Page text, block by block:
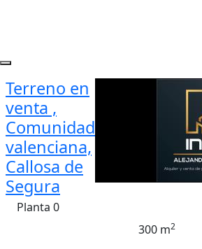
Terreno en
venta ,
Comunidad
valenciana,
Callosa de
Segura
Planta 0
300 m2